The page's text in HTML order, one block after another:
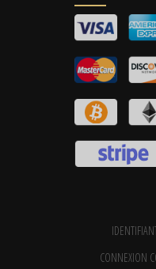
CONNEXION